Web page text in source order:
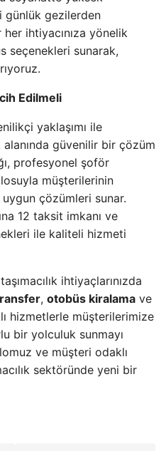
günlük gezilerden
ihtiyacınıza yönelik
seçenekleri sunarak,
Edilmeli
yaklaşımı ile
alanında güvenilir bir çözüm
profesyonel şoför
müşterilerinin
çözümleri sunar.
12 taksit imkanı ve
ile kaliteli hizmeti
ihtiyaçlarınızda
, otobüs kiralama ve
hizmetlerle müşterilerimize
bir yolculuk sunmayı
ve müşteri odaklı
sektöründe yeni bir